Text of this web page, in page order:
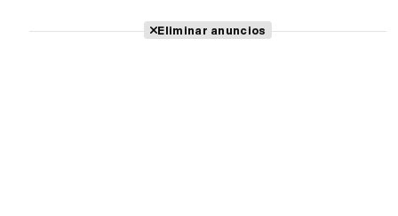
Eliminar anuncios